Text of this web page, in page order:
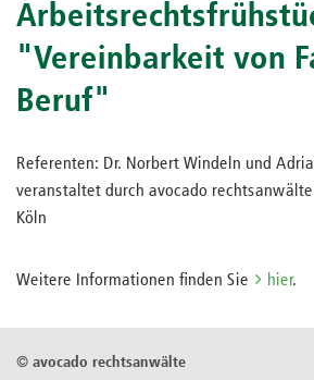
"Vereinbarkeit von
Beruf"
Referenten: Dr. Norbert Windeln und
veranstaltet durch avocado
Köln
Weitere Informationen finden Sie hier.
© avocado rechtsanwälte